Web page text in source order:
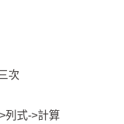
次
列式->計算